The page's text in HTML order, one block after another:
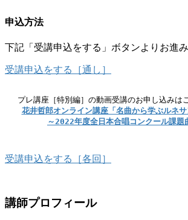
申込方法
下記「受講申込をする」ボタンよりお進み
受講申込をする［通し］
花井哲郎オンライン講座「名曲から学ぶルネ
～2022年度全日本合唱コンクール課題
受講申込をする［各回］
講師プロフィール